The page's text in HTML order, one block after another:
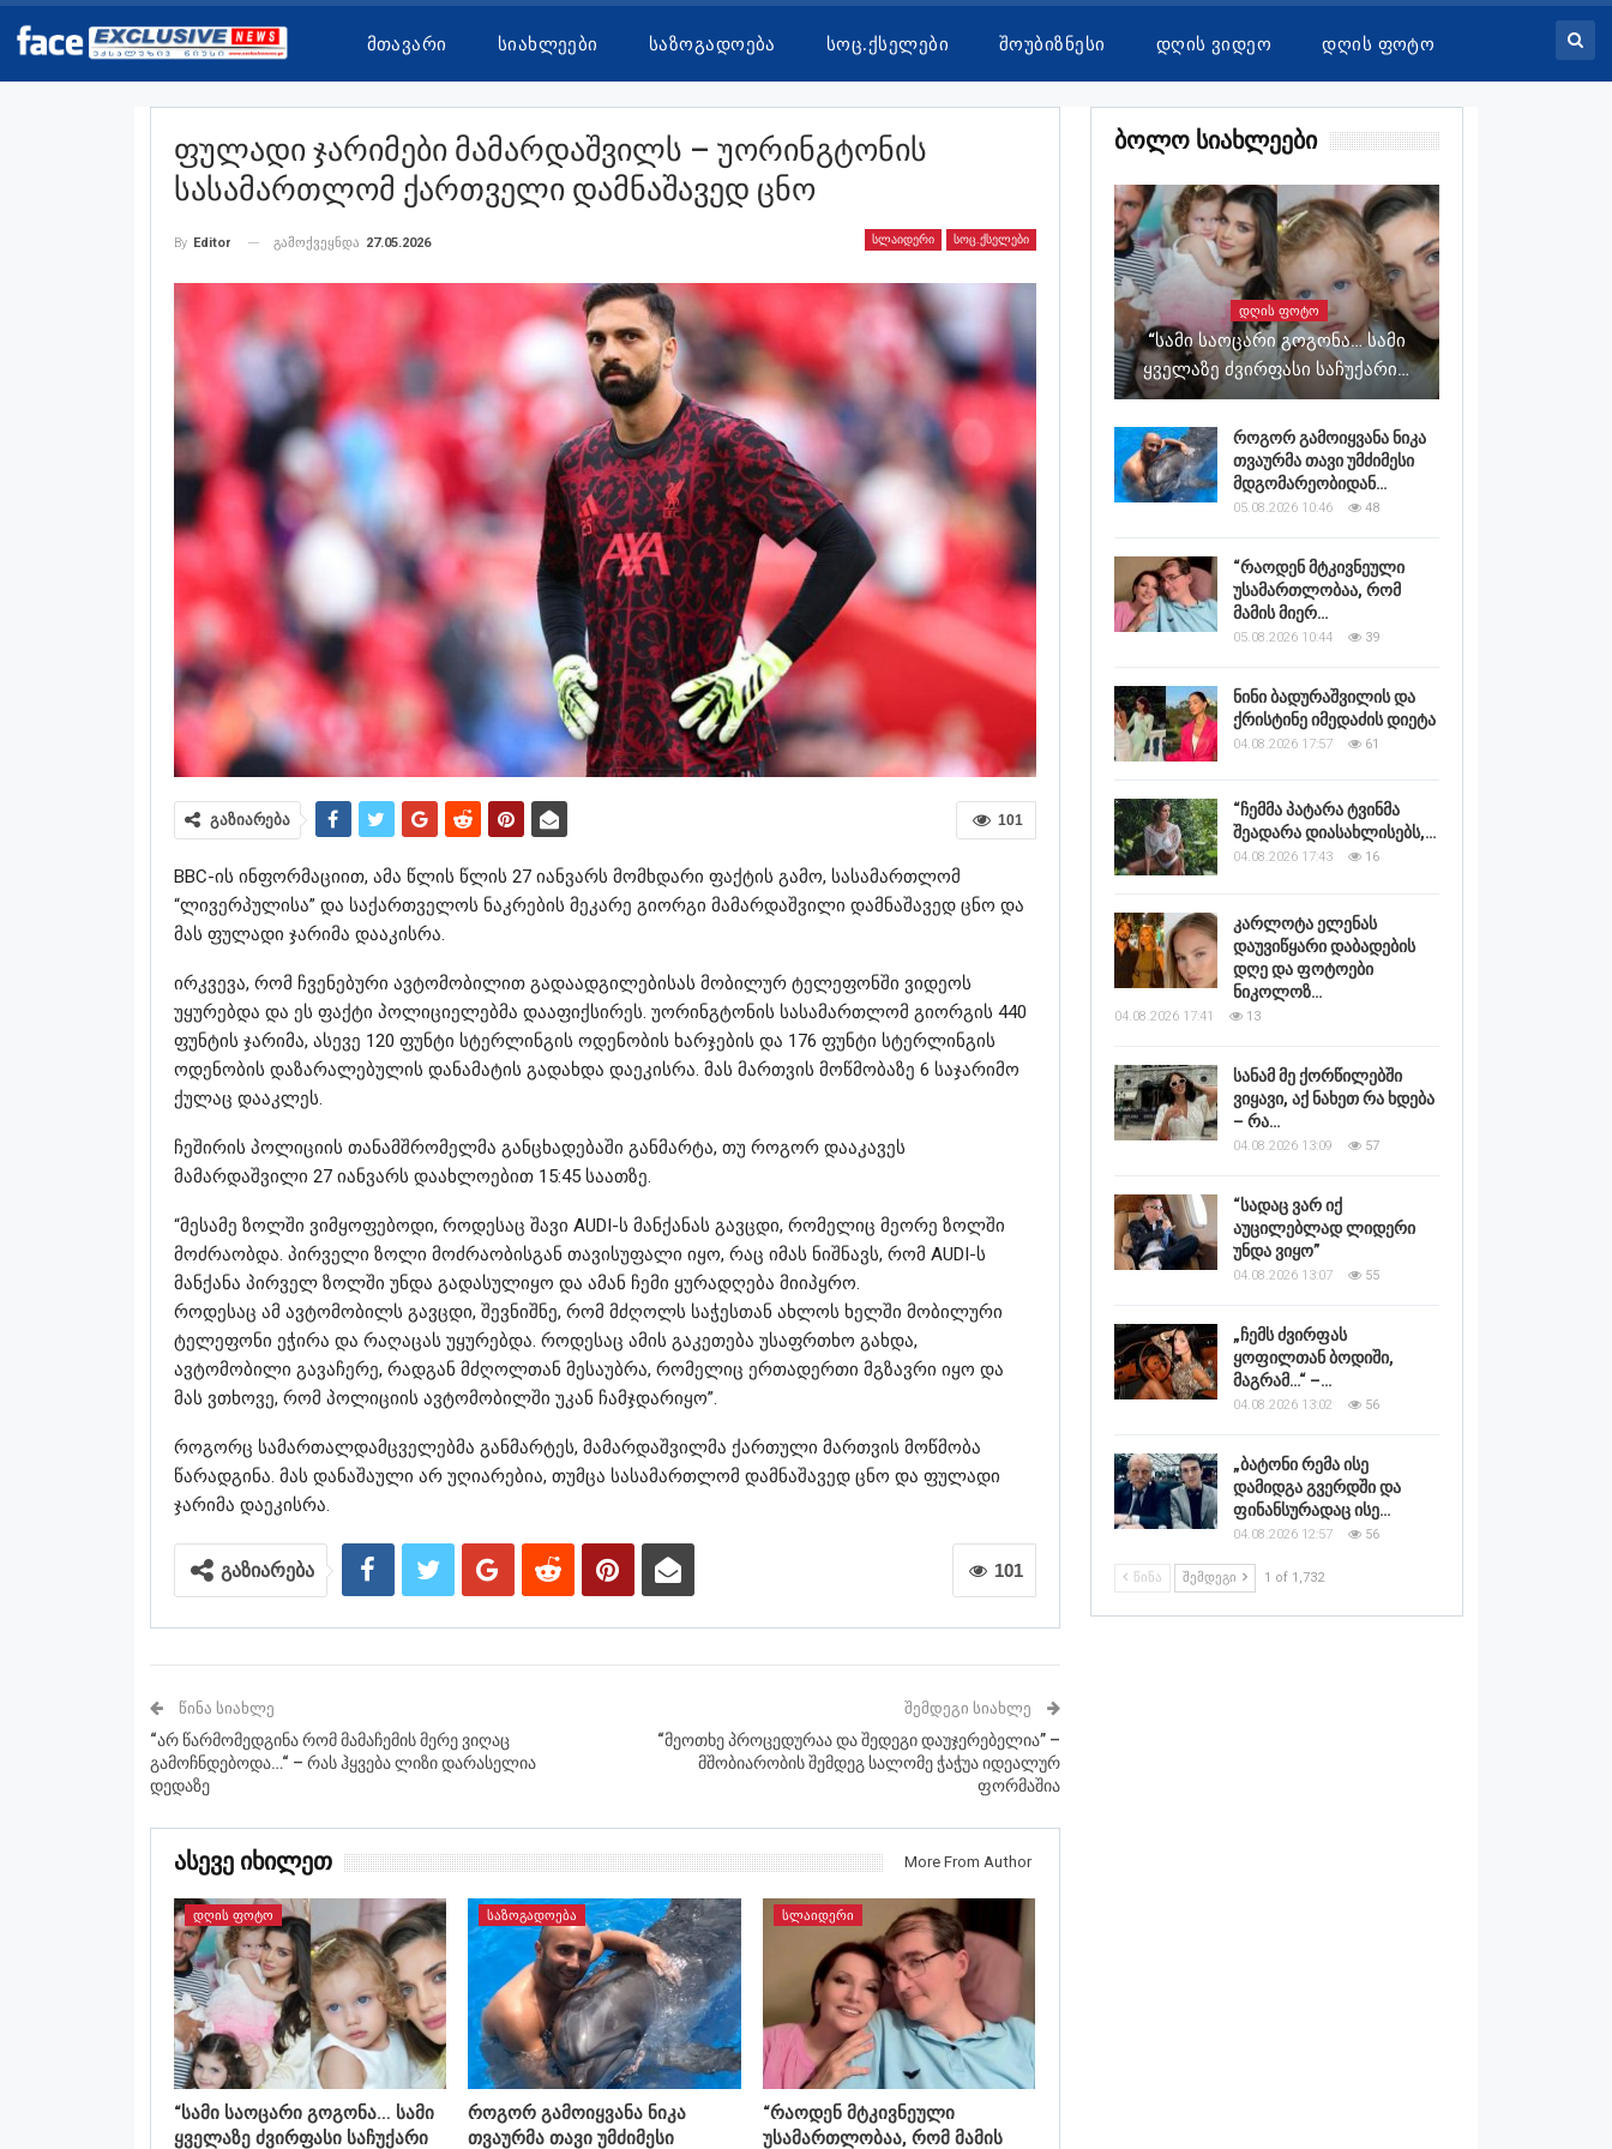
Მთავარი Სიახლეები Საზოგადოება Სოც.ქსელები Შოუბიზნესი Დღის Ვიდეო Დღის Ფოტო
Ფულადი Ჯარიმები Მამარდაშვილს – Უორინგტონის
Სასამართლომ Ქართველი Დამნაშავედ Ცნო
ᲡᲚᲐᲘᲓᲔᲠᲘ ᲡᲝᲪ.ᲥᲡᲔᲚᲔᲑᲘ
By Editor გამოქვეყნდა 27.05.2026
101
გაზიარება
BBC-ის ინფორმაციით, ამა წლის წლის 27 იანვარს მომხდარი ფაქტის გამო, სასამართლომ
“ლივერპულისა” და საქართველოს ნაკრების მეკარე გიორგი მამარდაშვილი დამნაშავედ ცნო და
მას ფულადი ჯარიმა დააკისრა.
ირკვევა, რომ ჩვენებური ავტომობილით გადაადგილებისას მობილურ ტელეფონში ვიდეოს
უყურებდა და ეს ფაქტი პოლიციელებმა დააფიქსირეს. უორინგტონის სასამართლომ გიორგის 440
ფუნტის ჯარიმა, ასევე 120 ფუნტი სტერლინგის ოდენობის ხარჯების და 176 ფუნტი სტერლინგის
ოდენობის დაზარალებულის დანამატის გადახდა დაეკისრა. მას მართვის მოწმობაზე 6 საჯარიმო
ქულაც დააკლეს.
ჩეშირის პოლიციის თანამშრომელმა განცხადებაში განმარტა, თუ როგორ დააკავეს
მამარდაშვილი 27 იანვარს დაახლოებით 15:45 საათზე.
“მესამე ზოლში ვიმყოფებოდი, როდესაც შავი AUDI-ს მანქანას გავცდი, რომელიც მეორე ზოლში
მოძრაობდა. პირველი ზოლი მოძრაობისგან თავისუფალი იყო, რაც იმას ნიშნავს, რომ AUDI-ს
მანქანა პირველ ზოლში უნდა გადასულიყო და ამან ჩემი ყურადღება მიიპყრო.
როდესაც ამ ავტომობილს გავცდი, შევნიშნე, რომ მძღოლს საჭესთან ახლოს ხელში მობილური
ტელეფონი ეჭირა და რაღაცას უყურებდა. როდესაც ამის გაკეთება უსაფრთხო გახდა,
ავტომობილი გავაჩერე, რადგან მძღოლთან მესაუბრა, რომელიც ერთადერთი მგზავრი იყო და
მას ვთხოვე, რომ პოლიციის ავტომობილში უკან ჩამჯდარიყო”.
როგორც სამართალდამცველებმა განმარტეს, მამარდაშვილმა ქართული მართვის მოწმობა
წარადგინა. მას დანაშაული არ უღიარებია, თუმცა სასამართლომ დამნაშავედ ცნო და ფულადი
ჯარიმა დაეკისრა.
101
გაზიარება
ᲬᲘᲜᲐ ᲡᲘᲐᲮᲚᲔ
“არ წარმომედგინა რომ მამაჩემის მერე ვიღაც
გამოჩნდებოდა…“ – რას ჰყვება ლიზი დარასელია
დედაზე
ᲨᲔᲛᲓᲔᲒᲘ ᲡᲘᲐᲮᲚᲔ
“მეოთხე პროცედურაა და შედეგი დაუჯერებელია” –
მშობიარობის შემდეგ სალომე ჭაჭუა იდეალურ
ფორმაშია
Ასევე Იხილეთ More From Author
ᲓᲦᲘᲡ ᲤᲝᲢᲝ
“სამი საოცარი გოგონა… სამი
ყველაზე ძვირფასი საჩუქარი
ᲡᲐᲖᲝᲒᲐᲓᲝᲔᲑᲐ
როგორ გამოიყვანა ნიკა
თვაურმა თავი უმძიმესი
ᲡᲚᲐᲘᲓᲔᲠᲘ
“რაოდენ მტკივნეული
უსამართლობაა, რომ მამის
Ბოლო Სიახლეები
ᲓᲦᲘᲡ ᲤᲝᲢᲝ
“სამი Საოცარი Გოგონა… Სამი
Ყველაზე Ძვირფასი Საჩუქარი…
როგორ გამოიყვანა ნიკა
თვაურმა თავი უმძიმესი
მდგომარეობიდან…
05.08.2026 10:46 48
“რაოდენ მტკივნეული
უსამართლობაა, რომ
მამის მიერ…
05.08.2026 10:44 39
ნინი ბადურაშვილის და
ქრისტინე იმედაძის დიეტა
04.08.2026 17:57 61
“ჩემმა პატარა ტვინმა
შეადარა დიასახლისებს,…
04.08.2026 17:43 16
კარლოტა ელენას
დაუვიწყარი დაბადების
დღე და ფოტოები
ნიკოლოზ…
04.08.2026 17:41 13
სანამ მე ქორწილებში
ვიყავი, აქ ნახეთ რა ხდება
– რა…
04.08.2026 13:09 57
“სადაც ვარ იქ
აუცილებლად ლიდერი
უნდა ვიყო”
04.08.2026 13:07 55
„ჩემს ძვირფას
ყოფილთან ბოდიში,
მაგრამ…“ –…
04.08.2026 13:02 56
„ბატონი რემა ისე
დამიდგა გვერდში და
ფინანსურადაც ისე…
04.08.2026 12:57 56
ᲬᲘᲜᲐ ᲨᲔᲛᲓᲔᲒᲘ 1 of 1,732